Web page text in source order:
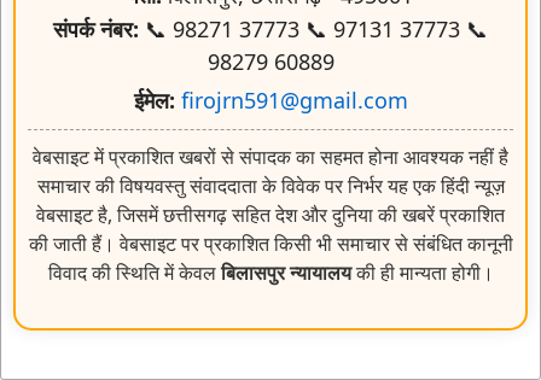
ईमेल: firojrn591@gmail.com
वेबसाइट में प्रकाशित खबरों से संपादक का सहमत होना आवश्यक नहीं है
समाचार की विषयवस्तु संवाददाता के विवेक पर निर्भर यह एक हिंदी न्यूज़
वेबसाइट है, जिसमें छत्तीसगढ़ सहित देश और दुनिया की खबरें प्रकाशित
की जाती हैं। वेबसाइट पर प्रकाशित किसी भी समाचार से संबंधित कानूनी
विवाद की स्थिति में केवलबिलासपुर न्यायालयकी ही मान्यता होगी।